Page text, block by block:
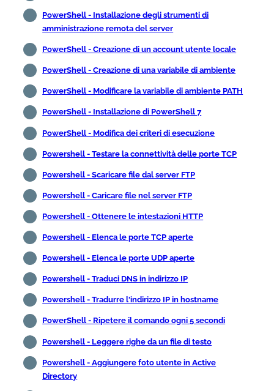
PowerShell - Installazione degli strumenti di
amministrazione remota del server
PowerShell - Creazione di un account utente locale
PowerShell - Creazione di una variabile di ambiente
PowerShell - Modificare la variabile di ambiente PATH
PowerShell - Installazione di PowerShell 7
PowerShell - Modifica dei criteri di esecuzione
Powershell - Testare la connettività delle porte TCP
Powershell - Scaricare file dal server FTP
Powershell - Caricare file nel server FTP
Powershell - Ottenere le intestazioni HTTP
Powershell - Elenca le porte TCP aperte
Powershell - Elenca le porte UDP aperte
Powershell - Traduci DNS in indirizzo IP
Powershell - Tradurre l'indirizzo IP in hostname
PowerShell - Ripetere il comando ogni 5 secondi
Powershell - Leggere righe da un file di testo
Powershell - Aggiungere foto utente in Active
Directory